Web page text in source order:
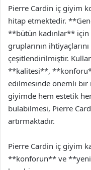
Pierre Cardin iç giyim
hitap etmektedir.
**bütün kadınlar** için
gruplarının
çeşitlendirilmiştir.
**kalitesi**,
edilmesinde önemli bir
giyimde hem estetik
bulabilmesi, Pierre
artırmaktadır.
Pierre Cardin iç giyim
**konforun** ve